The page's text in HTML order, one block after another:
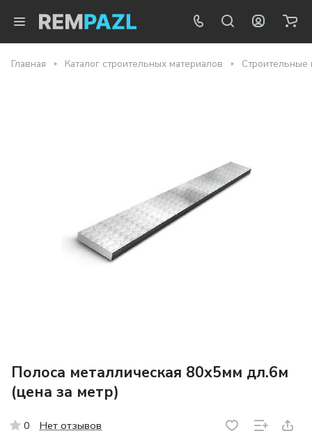
Главная Каталог строительных материалов Строительные
Полоса металлическая 80х5мм дл.6м
(цена за метр)
0 Нет отзывов